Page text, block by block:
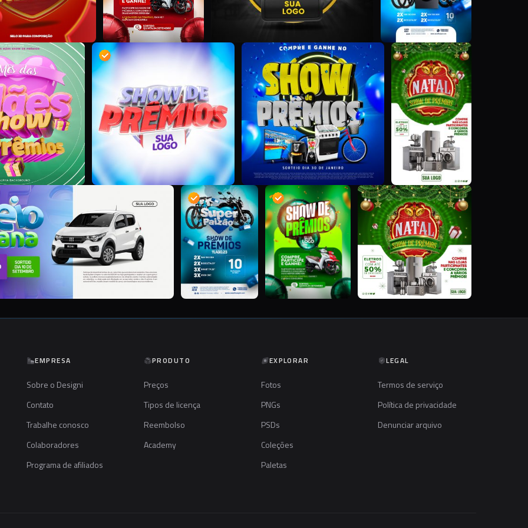
M S R W
D S W
EMPRESA
Sobre o Designi
Contato
Trabalhe conosco
Colaboradores
Programa de afiliados
PRODUTO
Preços
Tipos de licença
Reembolso
Academy
EXPLORAR
Fotos
PNGs
PSDs
Coleções
Paletas
LEGAL
Termos de serviço
Política de privacidade
Denunciar arquivo